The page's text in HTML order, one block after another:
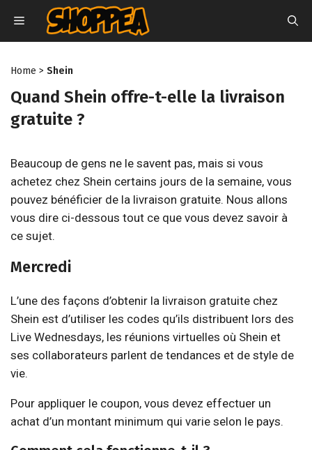
contenu
MENU
Home > Shein
Quand Shein offre-t-elle la livraison
gratuite ?
Beaucoup de gens ne le savent pas, mais si vous
achetez chez Shein certains jours de la semaine, vous
pouvez bénéficier de la livraison gratuite. Nous allons
vous dire ci-dessous tout ce que vous devez savoir à
ce sujet.
Mercredi
L’une des façons d’obtenir la livraison gratuite chez
Shein est d’utiliser les codes qu’ils distribuent lors des
Live Wednesdays, les réunions virtuelles où Shein et
ses collaborateurs parlent de tendances et de style de
vie.
Pour appliquer le coupon, vous devez effectuer un
achat d’un montant minimum qui varie selon le pays.